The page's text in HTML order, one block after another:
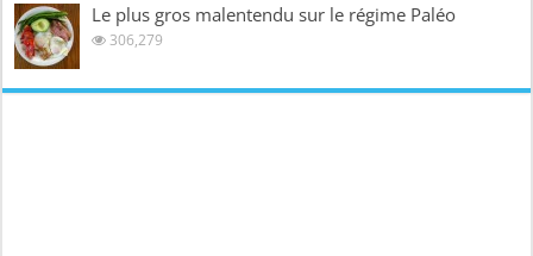
Le plus gros malentendu sur le régime Paléo
306,279